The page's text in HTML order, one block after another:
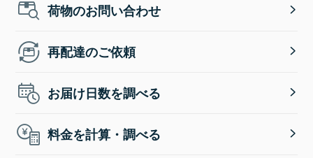
荷物のお問い合わせ
再配達のご依頼
お届け日数を調べる
料金を計算・調べる